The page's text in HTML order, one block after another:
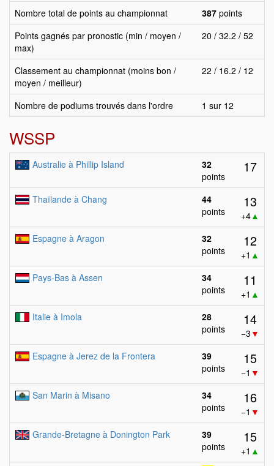
Nombre total de points au championnat
387 points
Points gagnés par pronostic (min / moyen /
max)
20 / 32.2 / 52
Classement au championnat (moins bon /
moyen / meilleur)
22 / 16.2 / 12
Nombre de podiums trouvés dans l'ordre 1 sur 12
WSSP
Australie à Phillip Island
32
points
17
Thaïlande à Chang
44
points
13
+4▲
Espagne à Aragon
32
points
12
+1 ▲
Pays-Bas à Assen
34
points
11
+1 ▲
Italie à Imola
28
points
14
−3 ▼
Espagne à Jerez de la Frontera
39
points
15
−1 ▼
San Marin à Misano
34
points
16
−1 ▼
Grande-Bretagne à Donington Park
39
points
15
+1 ▲